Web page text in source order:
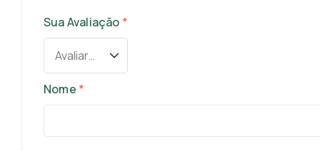
Sua Avaliação *
Nome *